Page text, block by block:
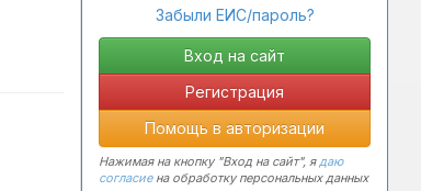
Забыли ЕИС/пароль?
Регистрация
Помощь в авторизации
Нажимая на кнопку "Вход на сайт", ядаю
согласиена обработку персональных данных